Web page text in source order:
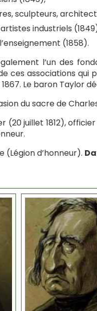
sculpteurs,
industriels
(1858).
l’un des
ces associations qui
Le baron Taylor
du sacre de
(20 juillet 1812),
(Légion d’honneur).